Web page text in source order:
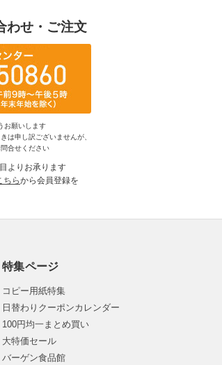
わせ・ご注文
お願いします
は申し訳ございませんが、
合せください
よりお承ります
ちらから会員登録を
特集ページ
コピー用紙特集
日替わりクーポンカレンダー
100円均一まとめ買い
大特価セール
バーゲン食品館